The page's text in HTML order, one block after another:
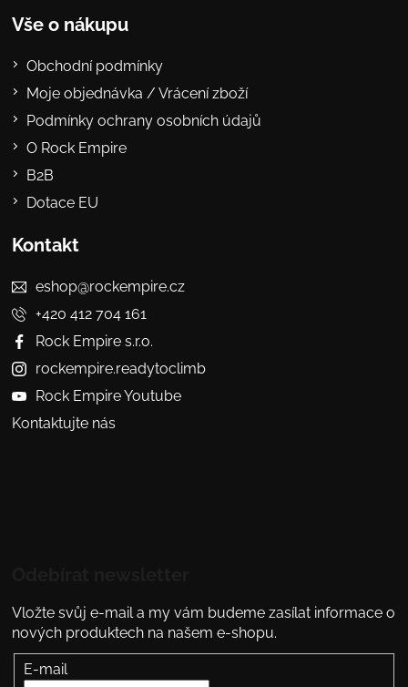
Vše o nákupu
Obchodní podmínky
Moje objednávka / Vrácení zboží
Podmínky ochrany osobních údajů
O Rock Empire
B2B
Dotace EU
Kontakt
eshop@rockempire.cz
+420 412 704 161
Rock Empire s.r.o.
rockempire.readytoclimb
Rock Empire Youtube
Kontaktujte nás
Vložte svůj e-mail a my vám budeme zasílat informace o
nových produktech na našem e-shopu.
E-mail